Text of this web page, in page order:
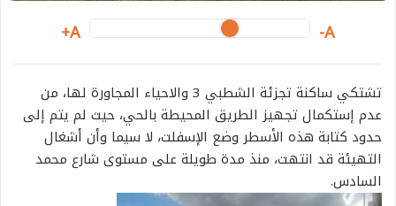
A-
A+
تشتكي ساكنة تجزئة الشطبي 3 والاحياء المجاورة لها، من
عدم إستكمال تجهيز الطريق المحيطة بالحي، حيث لم يتم إلى
حدود كتابة هذه الأسطر وضع الإسفلت، لا سيما وأن أشغال
التهيئة قد انتهت، منذ مدة طويلة على مستوى شارع محمد
السادس.